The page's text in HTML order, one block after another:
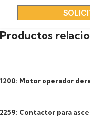
Productos
1200: Motor operador
2259: Contactor para